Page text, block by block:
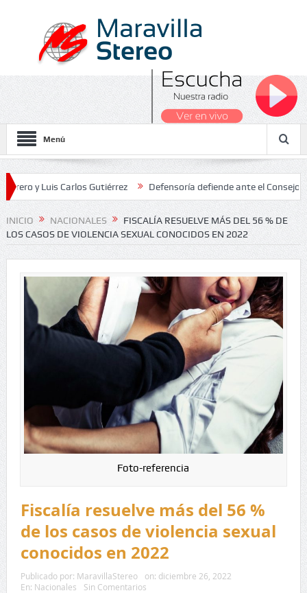
Menú
Carlos Gutiérrez Defensoría defiende ante el Consejo de
Nacionales 2026
INICIO NACIONALES
FISCALÍA RESUELVE MÁS DEL 56 % DE
LOS CASOS DE VIOLENCIA SEXUAL CONOCIDOS EN 2022
Foto-referencia
Fiscalía resuelve más del 56 %
de los casos de violencia sexual
conocidos en 2022
Publicado por: MaravillaStereo on: diciembre 26, 2022
En: Nacionales
Sin Comentarios